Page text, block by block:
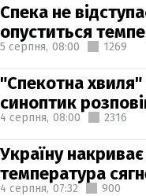
Спека не
опуститься
5 серпня, 08:00 1269
"Спекотна
синоптик
4 серпня, 08:00 2316
Україну
температура
4 серпня, 07:32 900